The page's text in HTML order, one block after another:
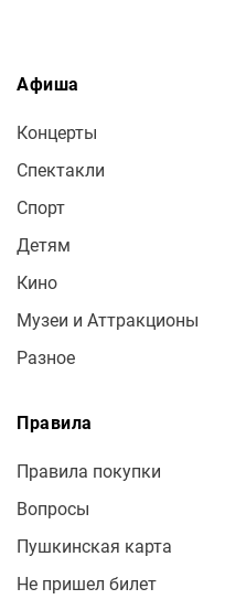
Афиша
Концерты
Спектакли
Спорт
Детям
Кино
Музеи и Аттракционы
Разное
Правила
Правила покупки
Вопросы
Пушкинская карта
Не пришел билет